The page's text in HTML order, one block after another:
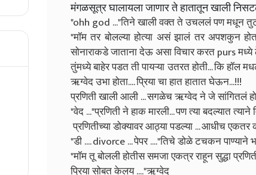
मंगळसूत्र घालायला जाणार ते हातातून खाली
"ohh god ..."तिने खाली वक्त ते उचललं पण मधून
"मॉम तर बोलल्या होत्या असं झालं तर अपशकुन
सोनाराकडे जाताना देऊ असा विचार करत purs मध्ये
तुंमध्ये बाहेर पडत ती पायऱ्या उतरत होती... कि हॉल
ऋग्वेद उभा होता.... प्रिया चा हात हातात घेऊन...!!!
प्रणिती खाली आली ... सगळेच ऋग्वेद ने जे सांगितलं
"वेद ..."प्रणिती ने हाक मारली... पण त्या बदल्यात
प्रणितीच्या डोक्यावर आठ्या पडल्या ... आधीच
"डी .... divorce ... पेपर ...."तिचे डोळे टचकन पाण्याने
"मॉम तू बोलली होतीस समजा एकत्र राहून सुद्धा
प्रिया सोबत केलय ...."ऋग्वेद